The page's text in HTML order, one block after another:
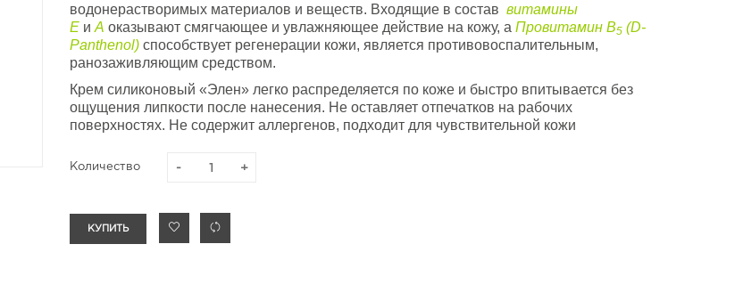
водонерастворимых материалов и веществ. Входящие в состав витамины
Еи А оказывают смягчающее и увлажняющее действие на кожу, а Провитамин В5(D-
Panthenol) способствует регенерации кожи, является противовоспалительным,
ранозаживляющим средством.
Крем силиконовый «Элен» легко распределяется по коже и быстро впитывается без
ощущения липкости после нанесения. Не оставляет отпечатков на рабочих
поверхностях. Не содержит аллергенов, подходит для чувствительной кожи
Количество
КУПИТЬ